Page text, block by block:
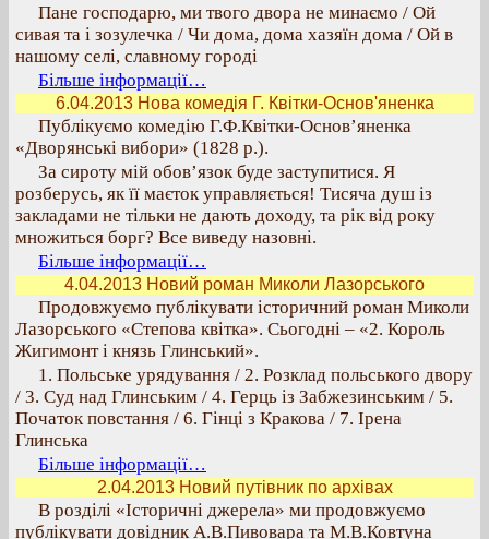
Пане господарю, ми твого двора не минаємо / Ой
сивая та і зозулечка / Чи дома, дома хазяїн дома / Ой в
нашому селі, славному городі
Більше інформації…
6.04.2013 Нова комедія Г. Квітки-Основ'яненка
Публікуємо комедію Г.Ф.Квітки-Основ’яненка
«Дворянські вибори» (1828 р.).
За сироту мій обов’язок буде заступитися. Я
розберусь, як її маєток управляється! Тисяча душ із
закладами не тільки не дають доходу, та рік від року
множиться борг? Все виведу назовні.
Більше інформації…
4.04.2013 Новий роман Миколи Лазорського
Продовжуємо публікувати історичний роман Миколи
Лазорського «Степова квітка». Сьогодні – «2. Король
Жигимонт і князь Глинський».
1. Польське урядування / 2. Розклад польського двору
/ 3. Суд над Глинським / 4. Герць із Забжезинським / 5.
Початок повстання / 6. Гінці з Кракова / 7. Ірена
Глинська
Більше інформації…
2.04.2013 Новий путівник по архівах
В розділі «Історичні джерела» ми продовжуємо
публікувати довідник А.В.Пивовара та М.В.Ковтуна